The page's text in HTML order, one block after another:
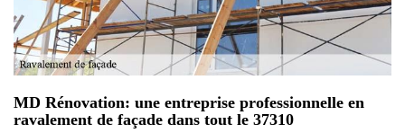
MD Rénovation: une entreprise professionnelle en
ravalement de façade dans tout le 37310